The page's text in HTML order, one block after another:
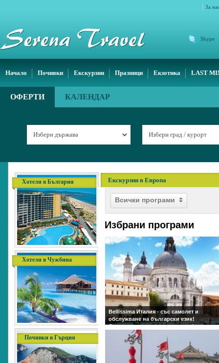
За
Skype
Начало Почивки Екскурзии Празници Екзотика LAST
ОФЕРТИ КАЛЕНДАР
Хотели в България
Хотели в Чужбина
Почивки в Гърция
Екскурзии в Европа